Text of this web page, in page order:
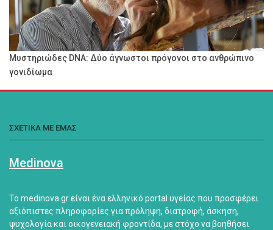
Μυστηριώδες DNA: Δύο άγνωστοι πρόγονοι στο ανθρώπινο
γονιδίωμα
ΣΧΕΤΙΚΑ ΜΕ ΕΜΑΣ
Medinova
Το medinova.gr είναι ένα ελληνικό portal υγείας που προσφέρει
αξιόπιστες πληροφορίες για πρόληψη, διατροφή, άσκηση,
ψυχολογία και οικογενειακή φροντίδα, με στόχο να βοηθήσει